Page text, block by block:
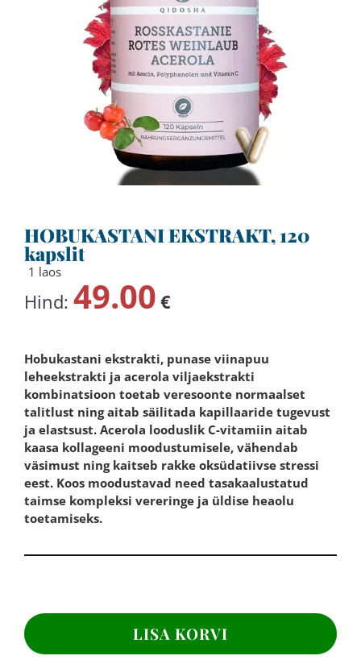
HOBUKASTANI EKSTRAKT, 120
kapslit
1 laos
Hind: 49.00 €
Hobukastani ekstrakti, punase viinapuu
leheekstrakti ja acerola viljaekstrakti
kombinatsioon toetab veresoonte normaalset
talitlust ning aitab säilitada kapillaaride tugevust
ja elastsust. Acerola looduslik C-vitamiin aitab
kaasa kollageeni moodustumisele, vähendab
väsimust ning kaitseb rakke oksüdatiivse stressi
eest. Koos moodustavad need tasakaalustatud
taimse kompleksi vereringe ja üldise heaolu
toetamiseks.
kapslit
LISA KORVI